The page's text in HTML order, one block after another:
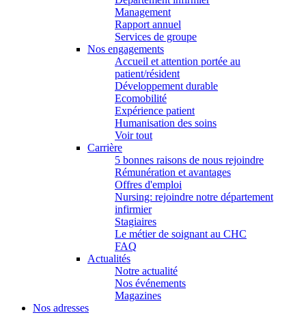
Management
Rapport annuel
Services de groupe
Nos engagements
Accueil et attention portée au
patient/résident
Développement durable
Ecomobilité
Expérience patient
Humanisation des soins
Voir tout
Carrière
5 bonnes raisons de nous rejoindre
Rémunération et avantages
Offres d'emploi
Nursing: rejoindre notre département
infirmier
Stagiaires
Le métier de soignant au CHC
FAQ
Actualités
Notre actualité
Nos événements
Magazines
Nos adresses